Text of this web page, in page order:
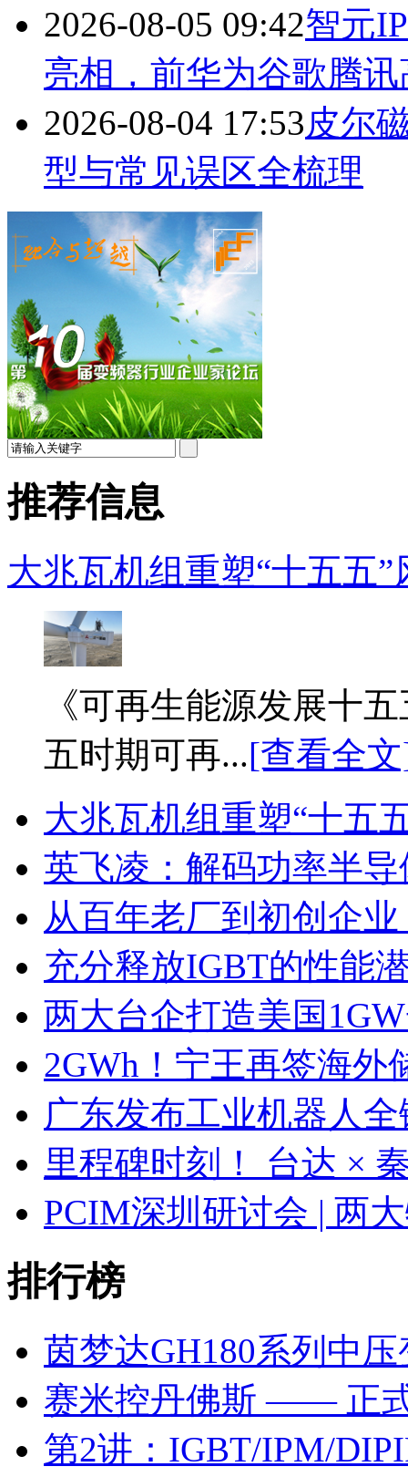
2026-08-05 09:42智元
亮相，前华为谷歌腾讯
2026-08-04 17:53皮尔
型与常见误区全梳理
推荐信息
大兆瓦机组重塑“十五五”
《可再生能源发展十
五时期可再...[查看全
大兆瓦机组重塑“十五
英飞凌：解码功率半
从百年老厂到初创企
充分释放IGBT的性能
两大台企打造美国
2GWh！宁王再签海外
广东发布工业机器人
里程碑时刻！ 台达 ×
PCIM深圳研讨会 | 两
排行榜
茵梦达GH180系列中
赛米控丹佛斯 —— 正
第2讲：IGBT/IPM/